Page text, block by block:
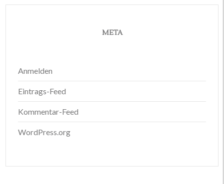
META
Anmelden
Eintrags-Feed
Kommentar-Feed
WordPress.org